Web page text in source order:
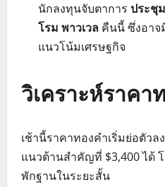
นักลงทุนจับตาการ ประชุ
โรม พาวเวล คืนนี้ ซึ่งอาจ
แนวโน้มเศรษฐกิจ
วิเคราะห์ราคา
เช้านี้ราคาทองคำเริ่มย่อตัว
แนวต้านสำคัญที่ $3,400 ได้
พักฐานในระยะสั้น